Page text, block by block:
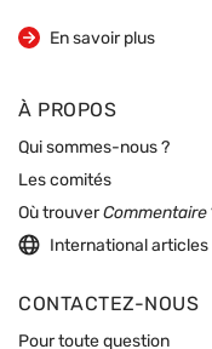
En savoir plus
sur la revue
À PROPOS
Qui sommes-nous ?
Les comités
Où trouverCommentaire
International articles
CONTACTEZ-NOUS
Pour toute question